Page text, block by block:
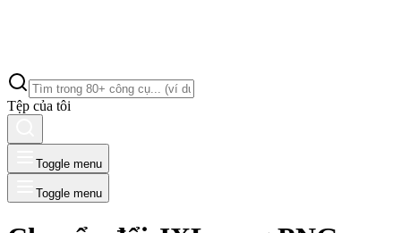
Tệp của tôi
Toggle menu
Toggle menu